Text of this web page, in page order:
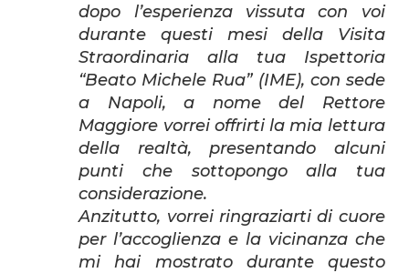
dopo l’esperienza vissuta con voi
durante questi mesi della Visita
Straordinaria alla tua Ispettoria
“Beato Michele Rua” (IME), con sede
a Napoli, a nome del Rettore
Maggiore vorrei offrirti la mia lettura
della realtà, presentando alcuni
punti che sottopongo alla tua
considerazione.
Anzitutto, vorrei ringraziarti di cuore
per l’accoglienza e la vicinanza che
mi hai mostrato durante questo